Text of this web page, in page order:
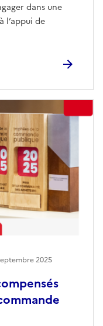
dans une
l’appui de
2025